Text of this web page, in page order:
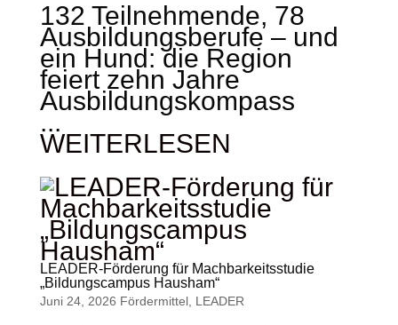
132 Teilnehmende, 78
Ausbildungsberufe – und
ein Hund: die Region
feiert zehn Jahre
Ausbildungskompass
...
WEITERLESEN
LEADER-Förderung für Machbarkeitsstudie
„Bildungscampus Hausham“
Juni 24, 2026 Fördermittel, LEADER